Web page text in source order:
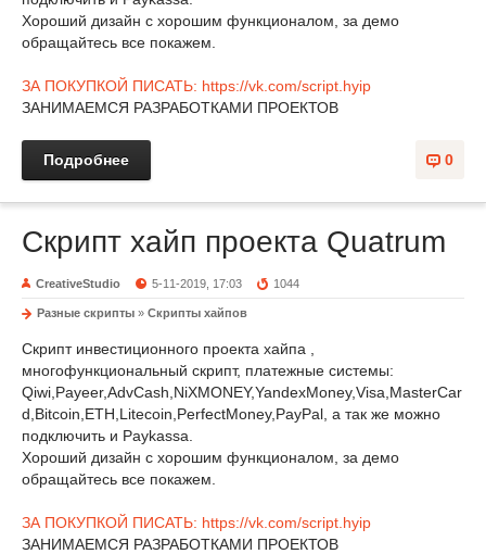
Хороший дизайн с хорошим функционалом, за демо
обращайтесь все покажем.
ЗА ПОКУПКОЙ ПИСАТЬ: https://vk.com/script.hyip
ЗАНИМАЕМСЯ РАЗРАБОТКАМИ ПРОЕКТОВ
0
Подробнее
Скрипт хайп проекта Quatrum
CreativeStudio 5-11-2019, 17:03 1044
Разные скрипты » Скрипты хайпов
Скрипт инвестиционного проекта хайпа ,
многофункциональный скрипт, платежные системы:
Qiwi,Payeer,AdvCash,NiXMONEY,YandexMoney,Visa,MasterCar
d,Bitcoin,ETH,Litecoin,PerfectMoney,PayPal, а так же можно
подключить и Paykassa.
Хороший дизайн с хорошим функционалом, за демо
обращайтесь все покажем.
ЗА ПОКУПКОЙ ПИСАТЬ: https://vk.com/script.hyip
ЗАНИМАЕМСЯ РАЗРАБОТКАМИ ПРОЕКТОВ